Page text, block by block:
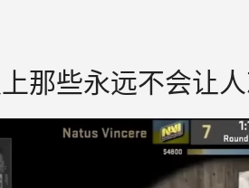
那些永远不会让